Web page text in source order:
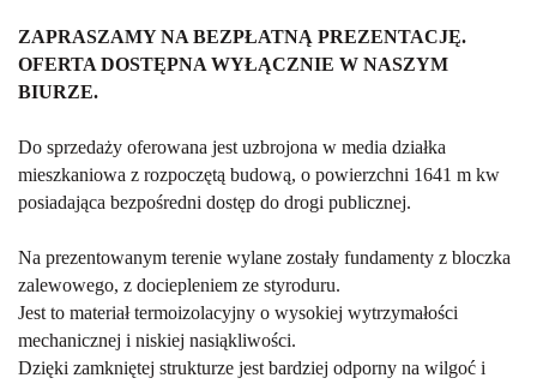
ZAPRASZAMY NA BEZPŁATNĄ PREZENTACJĘ.
OFERTA DOSTĘPNA WYŁĄCZNIE W NASZYM
BIURZE.
Do sprzedaży oferowana jest uzbrojona w media działka
mieszkaniowa z rozpoczętą budową, o powierzchni 1641 m kw
posiadająca bezpośredni dostęp do drogi publicznej.
Na prezentowanym terenie wylane zostały fundamenty z bloczka
zalewowego, z dociepleniem ze styroduru.
Jest to materiał termoizolacyjny o wysokiej wytrzymałości
mechanicznej i niskiej nasiąkliwości.
Dzięki zamkniętej strukturze jest bardziej odporny na wilgoć i